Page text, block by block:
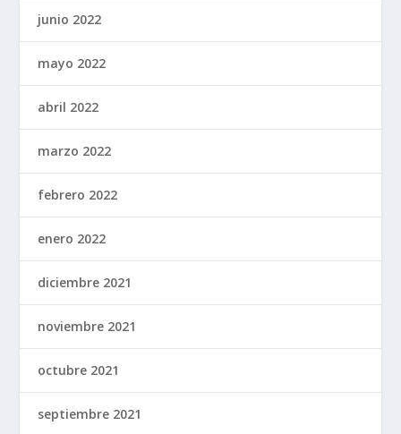
junio 2022
mayo 2022
abril 2022
marzo 2022
febrero 2022
enero 2022
diciembre 2021
noviembre 2021
octubre 2021
septiembre 2021